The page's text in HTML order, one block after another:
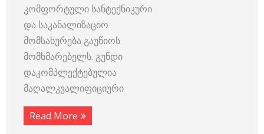
კომფორტული სანტექნიკური
და საკანალიზაციო
მომსახურება გაუწიოს
მომხმარებელს. გუნდი
დაკომპლექტებულია
მაღალკვალიფიციური
Read More